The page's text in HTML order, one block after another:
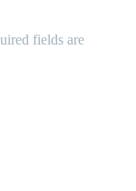
fields are